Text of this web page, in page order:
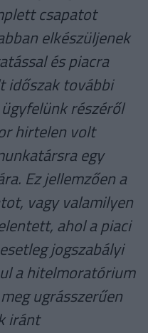
csapatot
elkészüljenek
és piacra
időszak további
részéről
hirtelen volt
egy
Ez jellemzően a
vagy valamilyen
ahol a piaci
jogszabályi
a hitelmoratórium
ugrásszerűen
iránt